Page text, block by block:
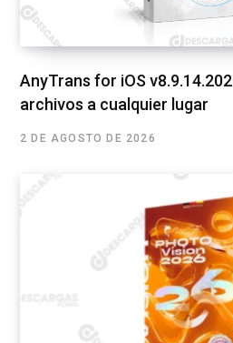
AnyTrans for iOS
archivos a cualquier lugar
2 DE AGOSTO DE 2026